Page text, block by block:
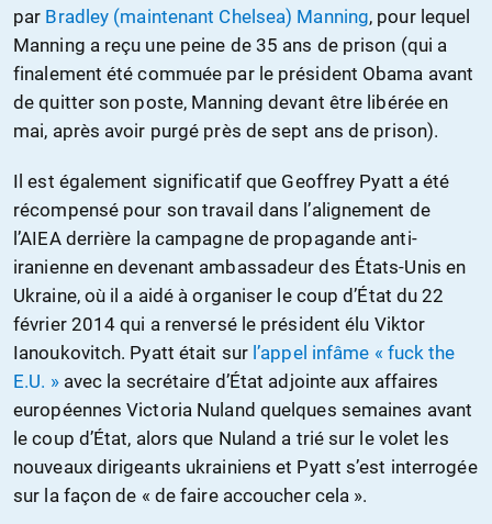
par Bradley (maintenant Chelsea) Manning, pour lequel
Manning a reçu une peine de 35 ans de prison (qui a
finalement été commuée par le président Obama avant
de quitter son poste, Manning devant être libérée en
mai, après avoir purgé près de sept ans de prison).
Il est également significatif que Geoffrey Pyatt a été
récompensé pour son travail dans l’alignement de
l’AIEA derrière la campagne de propagande anti-
iranienne en devenant ambassadeur des États-Unis en
Ukraine, où il a aidé à organiser le coup d’État du 22
février 2014 qui a renversé le président élu Viktor
Ianoukovitch. Pyatt était sur l’appel infâme « fuck the
E.U. »avec la secrétaire d’État adjointe aux affaires
européennes Victoria Nuland quelques semaines avant
le coup d’État, alors que Nuland a trié sur le volet les
nouveaux dirigeants ukrainiens et Pyatt s’est interrogée
sur la façon de « de faire accoucher cela ».